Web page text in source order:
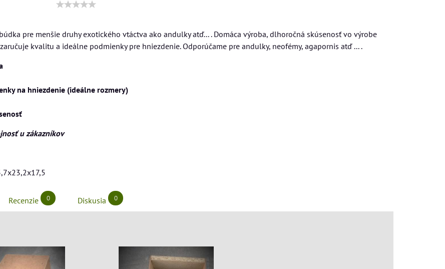
pre menšie druhy exotického vtáctva ako andulky atď... . Domáca výroba, dlhoročná skúsenosť vo výrobe
kvalitu a ideálne podmienky pre hniezdenie. Odporúčame pre andulky, neofémy, agapornis atď ... .
na hniezdenie (ideálne rozmery)
u zákazníkov
Recenzie 0 Diskusia 0